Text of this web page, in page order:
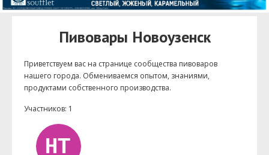
Пивовары Новоузенск
Приветствуем ваc на странице сообщества пивоваров
нашего города. Обмениваемся опытом, знаниями,
продуктами собственного производства.
Участников: 1